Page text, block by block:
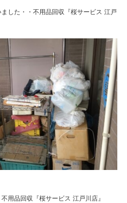
した・・不用品回収『桜サービス 江戸
用品回収『桜サービス 江戸川店』